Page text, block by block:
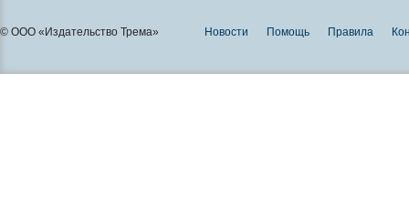
© ООО «Издательство Трема» Новости Помощь Правила